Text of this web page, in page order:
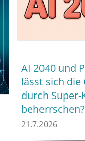
AI 2040 und
lässt sich die
durch Super-
beherrschen?
21.7.2026